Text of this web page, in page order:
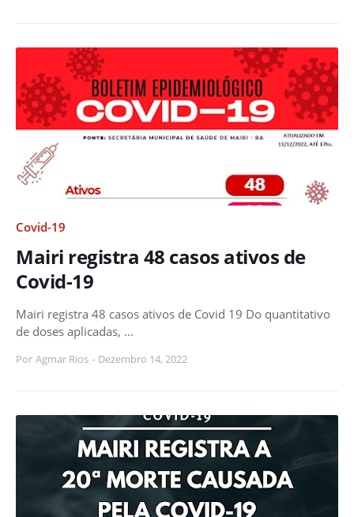
Covid-19
Mairi registra 48 casos ativos de
Covid-19
Mairi registra 48 casos ativos de Covid 19 Do quantitativo
de doses aplicadas, …
Por Agmar Rios - Dezembro 14, 2022